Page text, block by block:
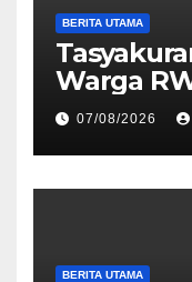
BERITA UTAMA
Warga
Timur,
Sosial
07/08/2026
BERITA UTAMA